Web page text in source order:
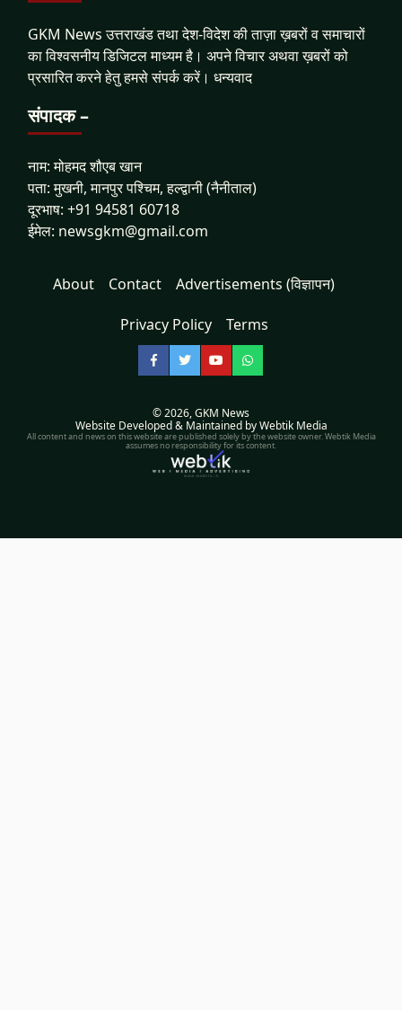
GKM News उत्तराखंड तथा देश-विदेश की ताज़ा ख़बरों व समाचारों
का विश्वसनीय डिजिटल माध्यम है। अपने विचार अथवा ख़बरों को
प्रसारित करने हेतु हमसे संपर्क करें। धन्यवाद
संपादक –
नाम: मोहमद शौएब खान
पता: मुखनी, मानपुर पश्चिम, हल्द्वानी (नैनीताल)
दूरभाष: +91 94581 60718
ईमेल: newsgkm@gmail.com
About Contact Advertisements (विज्ञापन)
Privacy Policy Terms
Facebook
TwitterYouTubeWhatsApp
© 2026,GKM News
Website Developed & Maintained by Webtik Media
All content and news on this website are published solely by the website owner. Webtik Media
assumes no responsibility for its content.